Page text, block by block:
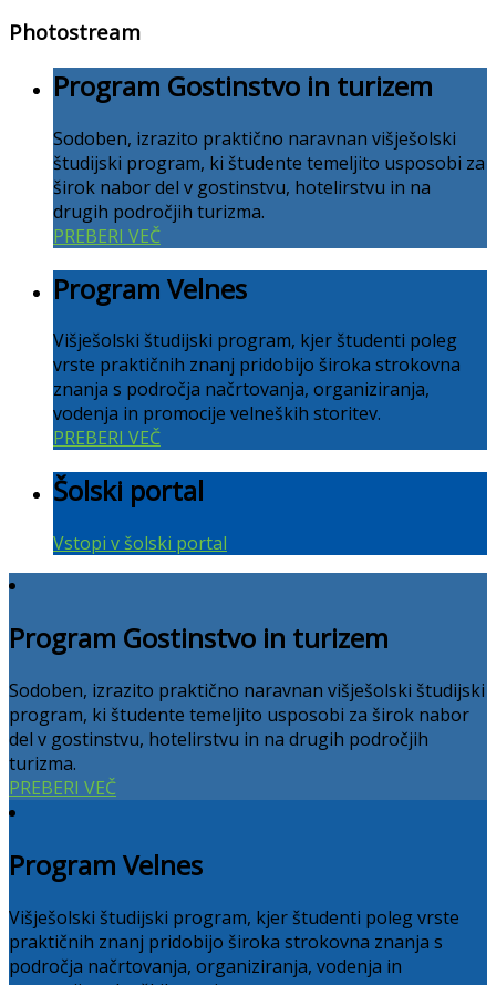
Photostream
Program Gostinstvo in turizem
Sodoben, izrazito praktično naravnan višješolski
študijski program, ki študente temeljito usposobi za
širok nabor del v gostinstvu, hotelirstvu in na
drugih področjih turizma.
PREBERI VEČ
Program Velnes
Višješolski študijski program, kjer študenti poleg
vrste praktičnih znanj pridobijo široka strokovna
znanja s področja načrtovanja, organiziranja,
vodenja in promocije velneških storitev.
PREBERI VEČ
Šolski portal
Vstopi v šolski portal
Program Gostinstvo in turizem
Sodoben, izrazito praktično naravnan višješolski študijski
program, ki študente temeljito usposobi za širok nabor
del v gostinstvu, hotelirstvu in na drugih področjih
turizma.
PREBERI VEČ
Program Velnes
Višješolski študijski program, kjer študenti poleg vrste
praktičnih znanj pridobijo široka strokovna znanja s
področja načrtovanja, organiziranja, vodenja in